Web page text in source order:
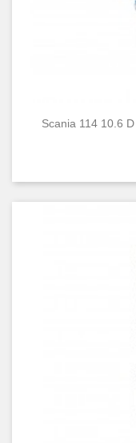
Scania 114 10.6